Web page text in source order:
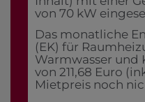
von 70 kW
Das monatliche
(EK) für
Warmwasser und
von 211,68 Euro
Mietpreis noch